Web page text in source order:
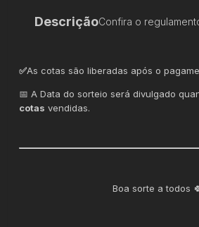
DescriçãoConfira o
✅As cotas são liberadas após o
📅 A Data do sorteio será divulgado
cotas vendidas.
Boa sorte a todos